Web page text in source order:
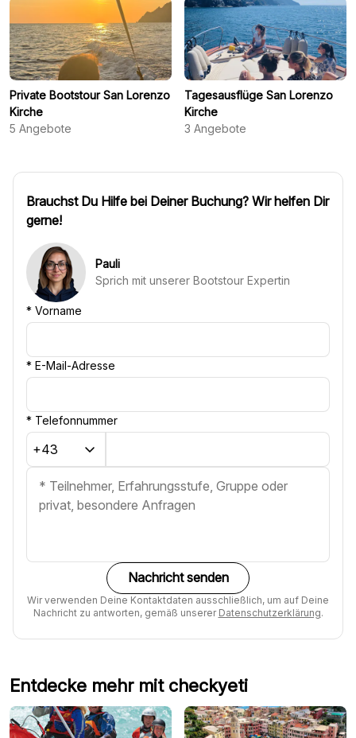
Private Bootstour San Lorenzo
Kirche
5 Angebote
Tagesausflüge San Lorenzo
Kirche
3 Angebote
Brauchst Du Hilfe bei Deiner Buchung? Wir helfen Dir
gerne!
Pauli
Sprich mit unserer Bootstour Expertin
* Vorname
* E-Mail-Adresse
* Telefonnummer
Nachricht senden
Wir verwenden Deine Kontaktdaten ausschließlich, um auf Deine
Nachricht zu antworten, gemäß unserer Datenschutzerklärung.
Entdecke mehr mit checkyeti